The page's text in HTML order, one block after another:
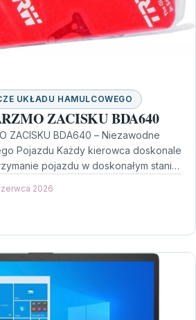
UKŁADU HAMULCOWEGO
ZACISKU BDA640
ZACISKU BDA640 – Niezawodne
Pojazdu Każdy kierowca doskonale
pojazdu w doskonałym stanie
2026